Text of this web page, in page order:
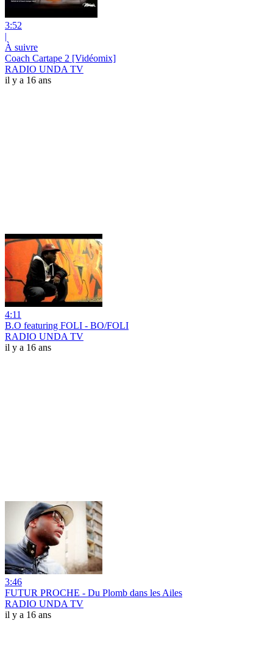
3:52
|
À suivre
Coach Cartape 2 [Vidéomix]
RADIO UNDA TV
il y a 16 ans
4:11
B.O featuring FOLI - BO/FOLI
RADIO UNDA TV
il y a 16 ans
3:46
FUTUR PROCHE - Du Plomb dans les Ailes
RADIO UNDA TV
il y a 16 ans